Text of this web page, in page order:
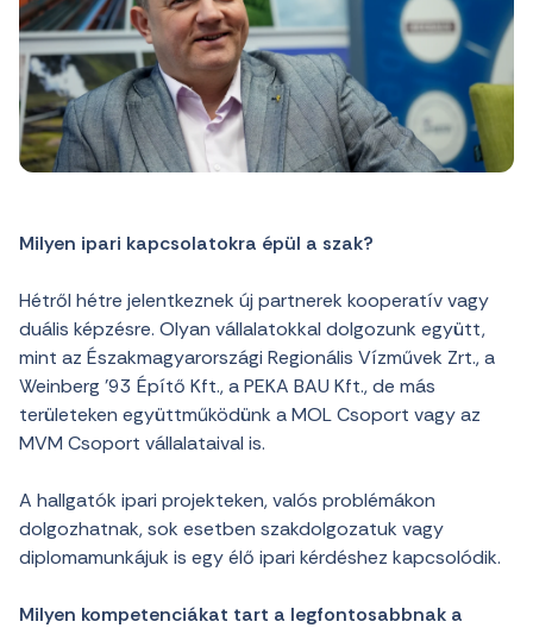
Milyen ipari kapcsolatokra épül a szak?
Hétről hétre jelentkeznek új partnerek kooperatív vagy
duális képzésre. Olyan vállalatokkal dolgozunk együtt,
mint az Északmagyarországi Regionális Vízművek Zrt., a
Weinberg ’93 Építő Kft., a PEKA BAU Kft., de más
területeken együttműködünk a MOL Csoport vagy az
MVM Csoport vállalataival is.
A hallgatók ipari projekteken, valós problémákon
dolgozhatnak, sok esetben szakdolgozatuk vagy
diplomamunkájuk is egy élő ipari kérdéshez kapcsolódik.
Milyen kompetenciákat tart a legfontosabbnak a